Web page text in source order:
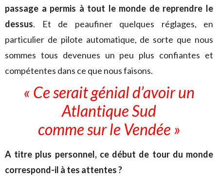
passage a permis à tout le monde de reprendre le
dessus. Et de peaufiner quelques réglages, en
particulier de pilote automatique, de sorte que nous
sommes tous devenues un peu plus confiantes et
compétentes dans ce que nous faisons.
« Ce serait génial d’avoir un
Atlantique Sud
comme sur le Vendée »
A titre plus personnel, ce début de tour du monde
correspond-il à tes attentes ?